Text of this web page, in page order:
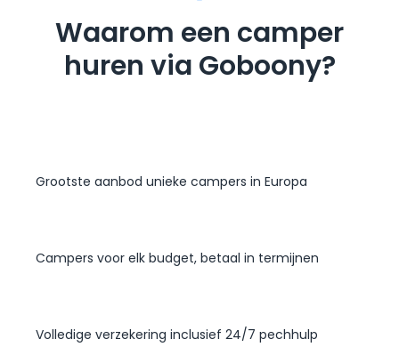
Waarom een camper
huren via Goboony?
Grootste aanbod unieke campers in Europa
Campers voor elk budget, betaal in termijnen
Volledige verzekering inclusief 24/7 pechhulp